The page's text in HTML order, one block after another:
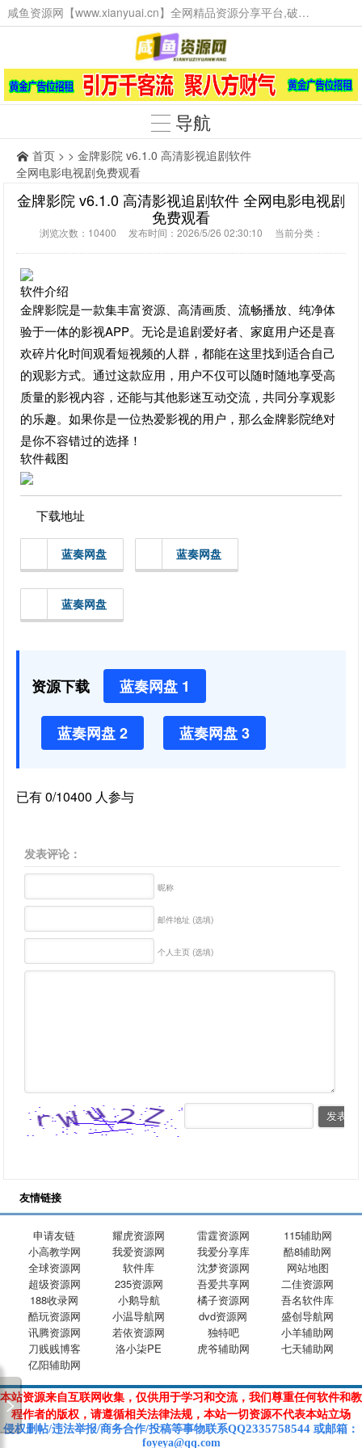
咸鱼资源网【www.xianyuai.cn】全网精品资源分享平台,破解软件,技术源码,火爆项目,工具辅助,这里无所不有。
导航
首页 > > 金牌影院 v6.1.0 高清影视追剧软件
全网电影电视剧免费观看
金牌影院 v6.1.0 高清影视追剧软件 全网电影电视剧
免费观看
浏览次数：10400 发布时间：2026/5/26 02:30:10 当前分类：
软件介绍
金牌影院是一款集丰富资源、高清画质、流畅播放、纯净体
验于一体的影视APP。无论是追剧爱好者、家庭用户还是喜
欢碎片化时间观看短视频的人群，都能在这里找到适合自己
的观影方式。通过这款应用，用户不仅可以随时随地享受高
质量的影视内容，还能与其他影迷互动交流，共同分享观影
的乐趣。如果你是一位热爱影视的用户，那么金牌影院绝对
是你不容错过的选择！
软件截图
下载地址
蓝奏网盘 蓝奏网盘
蓝奏网盘
资源下载 蓝奏网盘 1
蓝奏网盘 2 蓝奏网盘 3
已有 0/10400 人参与
发表评论：
昵称
邮件地址 (选填)
个人主页 (选填)
友情链接
申请友链 耀虎资源网 雷霆资源网
115辅助网
小高教学网
我爱资源网 我爱分享库
酷8辅助网
全球资源网
软件库 沈梦资源网
网站地图
超级资源网
235资源网 吾爱共享网
二佳资源网
188收录网
小鹅导航 橘子资源网
吾名软件库
酷玩资源网
小温导航网 dvd资源网
盛创导航网
讯腾资源网
若依资源网 独特吧
小羊辅助网
刀贱贱博客
洛小柒PE 虎爷辅助网
七天辅助网
亿阳辅助网
本站资源来自互联网收集，仅供用于学习和交流，我们尊重任何软件和教
程作者的版权，请遵循相关法律法规，本站一切资源不代表本站立场
侵权删帖/违法举报/商务合作/投稿等事物联系QQ2335758544 或邮箱 ：
foyeya@qq.com